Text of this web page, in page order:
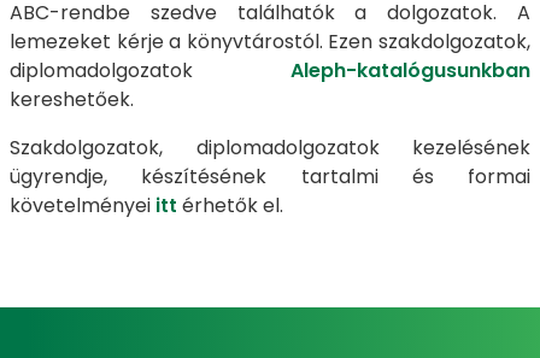
ABC-rendbe szedve találhatók a dolgozatok. A
lemezeket kérje a könyvtárostól. Ezen szakdolgozatok,
diplomadolgozatok Aleph-katalógusunkban
kereshetőek.
Szakdolgozatok, diplomadolgozatok kezelésének
ügyrendje, készítésének tartalmi és formai
követelményei itt érhetők el.